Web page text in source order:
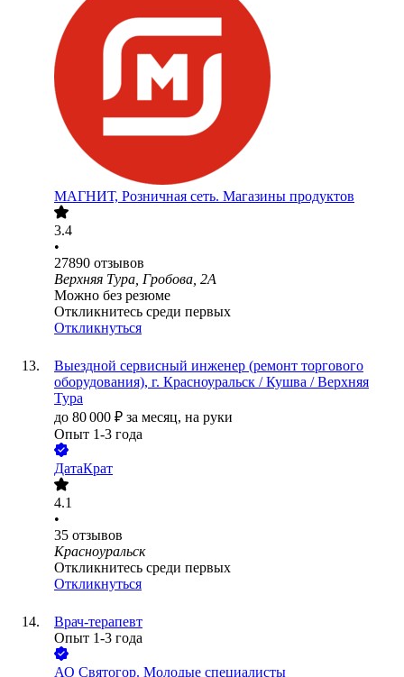
МАГНИТ, Розничная сеть. Магазины продуктов
3.4
•
27890 отзывов
Верхняя Тура, Гробова, 2А
Можно без резюме
Откликнитесь среди первых
Откликнуться
Выездной сервисный инженер (ремонт торгового
оборудования), г. Красноуральск / Кушва / Верхняя
Тура
до 80 000 ₽ за месяц, на руки
Опыт 1-3 года
ДатаКрат
4.1
•
35 отзывов
Красноуральск
Откликнитесь среди первых
Откликнуться
Врач-терапевт
Опыт 1-3 года
АО Святогор. Молодые специалисты